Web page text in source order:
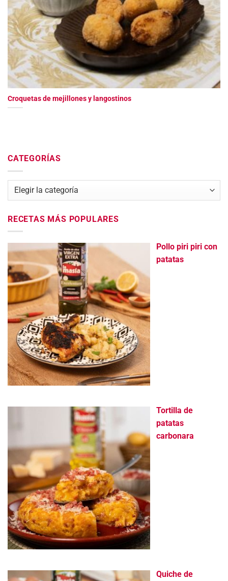
Croquetas de mejillones y langostinos
CATEGORÍAS
Categorías
RECETAS MÁS POPULARES
Pollo piri piri con
patatas
Tortilla de
patatas
carbonara
Quiche de